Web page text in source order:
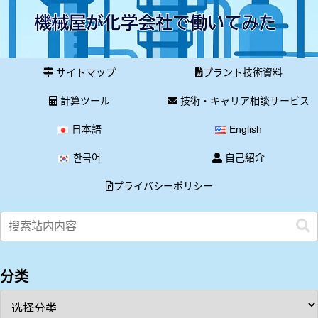
サイトマップ プラント技術資料
計算ツール 技術・キャリア相談サービス
日本語 English
한국어 自己紹介
プライバシーポリシー
分类